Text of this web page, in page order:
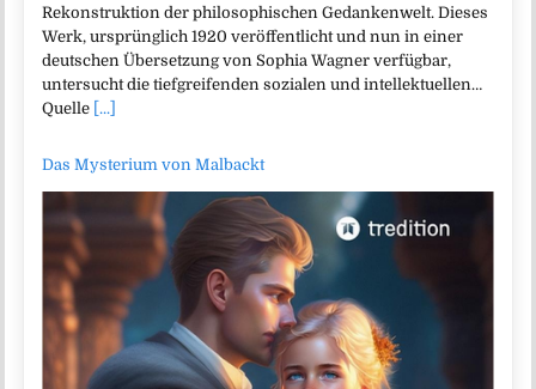
Rekonstruktion der philosophischen Gedankenwelt. Dieses
Werk, ursprünglich 1920 veröffentlicht und nun in einer
deutschen Übersetzung von Sophia Wagner verfügbar,
untersucht die tiefgreifenden sozialen und intellektuellen…
Quelle [...]
Das Mysterium von Malbackt